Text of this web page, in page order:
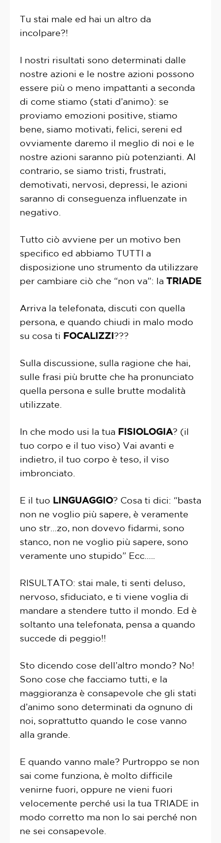
Tu stai male ed hai un altro da
incolpare?!
I nostri risultati sono determinati dalle
nostre azioni e le nostre azioni possono
essere più o meno impattanti a seconda
di come stiamo (stati d’animo): se
proviamo emozioni positive, stiamo
bene, siamo motivati, felici, sereni ed
ovviamente daremo il meglio di noi e le
nostre azioni saranno più potenzianti. Al
contrario, se siamo tristi, frustrati,
demotivati, nervosi, depressi, le azioni
saranno di conseguenza influenzate in
negativo.
Tutto ciò avviene per un motivo ben
specifico ed abbiamo TUTTI a
disposizione uno strumento da utilizzare
per cambiare ciò che “non va”: la TRIADE
Arriva la telefonata, discuti con quella
persona, e quando chiudi in malo modo
su cosa ti FOCALIZZI???
Sulla discussione, sulla ragione che hai,
sulle frasi più brutte che ha pronunciato
quella persona e sulle brutte modalità
utilizzate.
In che modo usi la tua FISIOLOGIA? (il
tuo corpo e il tuo viso) Vai avanti e
indietro, il tuo corpo è teso, il viso
imbronciato.
E il tuo LINGUAGGIO? Cosa ti dici: “basta
non ne voglio più sapere, è veramente
uno str…zo, non dovevo fidarmi, sono
stanco, non ne voglio più sapere, sono
veramente uno stupido” Ecc…..
RISULTATO: stai male, ti senti deluso,
nervoso, sfiduciato, e ti viene voglia di
mandare a stendere tutto il mondo. Ed è
soltanto una telefonata, pensa a quando
succede di peggio!!
Sto dicendo cose dell’altro mondo? No!
Sono cose che facciamo tutti, e la
maggioranza è consapevole che gli stati
d’animo sono determinati da ognuno di
noi, soprattutto quando le cose vanno
alla grande.
E quando vanno male? Purtroppo se non
sai come funziona, è molto difficile
venirne fuori, oppure ne vieni fuori
velocemente perché usi la tua TRIADE in
modo corretto ma non lo sai perché non
ne sei consapevole.